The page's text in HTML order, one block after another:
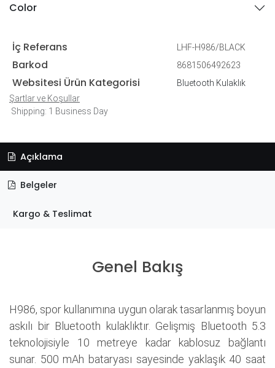
Color
İç Referans LHF-H986/BLACK
Barkod 8681506492623
Websitesi Ürün Kategorisi
Bluetooth Kulaklık
Şartlar ve Koşullar
Shipping: 1 Business Day
Açıklama
Belgeler
Kargo & Teslimat
Genel Bakış
H986, spor kullanımına uygun olarak tasarlanmış boyun
askılı bir Bluetooth kulaklıktır. Gelişmiş Bluetooth 5.3
teknolojisiyle 10 metreye kadar kablosuz bağlantı
sunar. 500 mAh bataryası sayesinde yaklaşık 40 saat